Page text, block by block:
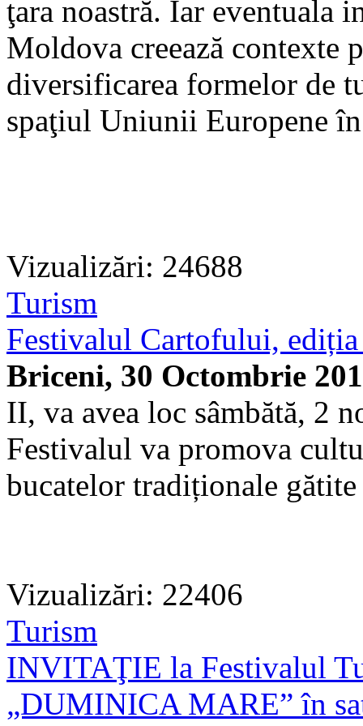
ţara noastră. Iar eventuala
Moldova creează contexte
diversificarea formelor de
spaţiul Uniunii Europene
Vizualizări: 24688
Turism
Festivalul Cartofului,
Briceni, 30 Octombrie
II, va avea loc sâmbătă, 2
Festivalul va promova
bucatelor tradiționale
Vizualizări: 22406
Turism
INVITAŢIE la Festivalul
„DUMINICA MARE” în